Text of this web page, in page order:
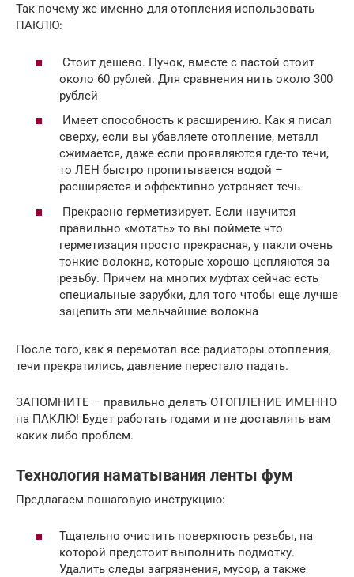
Так почему же именно для отопления использовать
ПАКЛЮ:
Стоит дешево. Пучок, вместе с пастой стоит
около 60 рублей. Для сравнения нить около 300
рублей
Имеет способность к расширению. Как я писал
сверху, если вы убавляете отопление, металл
сжимается, даже если проявляются где-то течи,
то ЛЕН быстро пропитывается водой –
расширяется и эффективно устраняет течь
Прекрасно герметизирует. Если научится
правильно «мотать» то вы поймете что
герметизация просто прекрасная, у пакли очень
тонкие волокна, которые хорошо цепляются за
резьбу. Причем на многих муфтах сейчас есть
специальные зарубки, для того чтобы еще лучше
зацепить эти мельчайшие волокна
После того, как я перемотал все радиаторы отопления,
течи прекратились, давление перестало падать.
ЗАПОМНИТЕ – правильно делать ОТОПЛЕНИЕ ИМЕННО
на ПАКЛЮ! Будет работать годами и не доставлять вам
каких-либо проблем.
Технология наматывания ленты фум
Предлагаем пошаговую инструкцию:
Тщательно очистить поверхность резьбы, на
которой предстоит выполнить подмотку.
Удалить следы загрязнения, мусор, а также